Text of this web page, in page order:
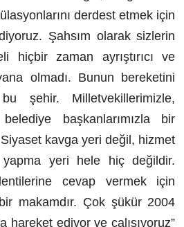
derdest etmek için
Şahsım olarak sizlerin
hiçbir zaman ayrıştırıcı ve
olmadı. Bunun bereketini
şehir. Milletvekillerimizle,
başkanlarımızla bir
kavga yeri değil, hizmet
yeri hele hiç değildir.
cevap vermek için
makamdır. Çok şükür 2004
hareket ediyor ve çalışıyoruz”